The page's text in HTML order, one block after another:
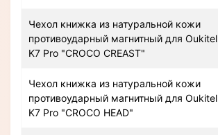
Чехол книжка из натуральной кожи
противоударный магнитный для Oukitel
K7 Pro "CROCO CREAST"
Чехол книжка из натуральной кожи
противоударный магнитный для Oukitel
K7 Pro "CROCO HEAD"